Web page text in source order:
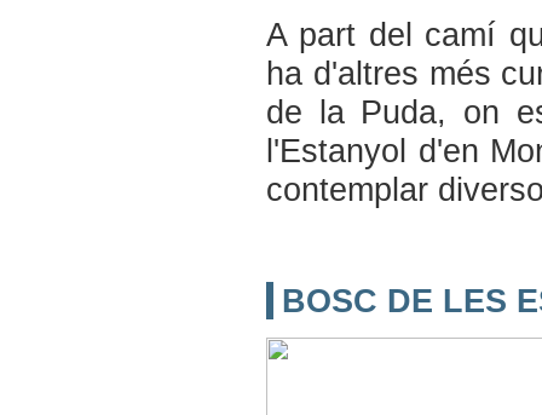
A part del camí
ha d'altres més
de la Puda, on
l'Estanyol d'en
contemplar
BOSC DE LES